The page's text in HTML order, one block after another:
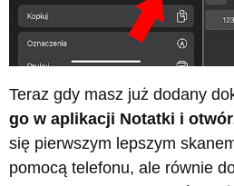
Teraz gdy masz już dodany
go w aplikacji Notatki i
się pierwszym lepszym
pomocą telefonu, ale równie